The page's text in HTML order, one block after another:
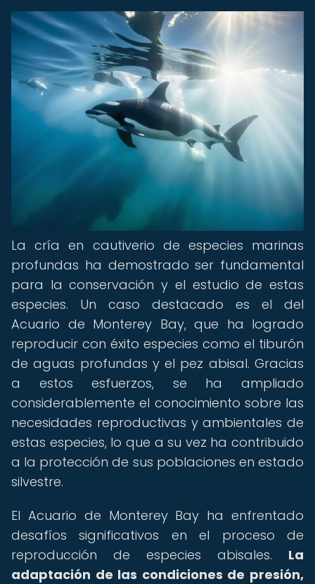
La cría en cautiverio de especies marinas
profundas ha demostrado ser fundamental
para la conservación y el estudio de estas
especies. Un caso destacado es el del
Acuario de Monterey Bay, que ha logrado
reproducir con éxito especies como el tiburón
de aguas profundas y el pez abisal. Gracias
a estos esfuerzos, se ha ampliado
considerablemente el conocimiento sobre las
necesidades reproductivas y ambientales de
estas especies, lo que a su vez ha contribuido
a la protección de sus poblaciones en estado
silvestre.
El Acuario de Monterey Bay ha enfrentado
desafíos significativos en el proceso de
reproducción de especies abisales. La
adaptación de las condiciones de presión,